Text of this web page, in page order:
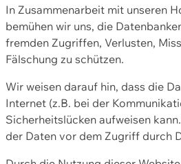
In Zusammenarbeit mit unseren
bemühen wir uns, die
fremden Zugriffen, Verlusten,
Fälschung zu schützen.
Wir weisen darauf hin, dass die
Internet (z.B. bei der
Sicherheitslücken aufweisen
der Daten vor dem Zugriff durch